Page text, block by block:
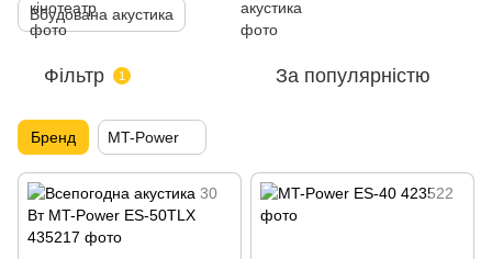
Вбудована акустика
Фільтр 1 За популярністю
Бренд MT-Power